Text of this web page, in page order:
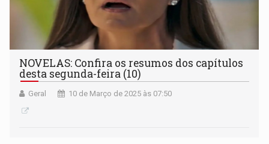
NOVELAS: Confira os resumos dos capítulos
desta segunda-feira (10)
Geral 10 de Março de 2025 às 07:50